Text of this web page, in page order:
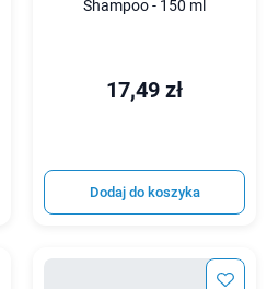
Shampoo - 150 ml
17,49 zł
Dodaj do koszyka